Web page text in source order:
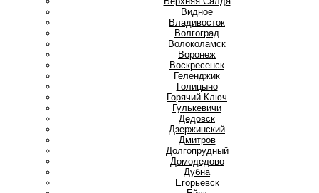
Видное
Владивосток
Волгоград
Волоколамск
Воронеж
Воскресенск
Геленджик
Голицыно
Горячий Ключ
Гулькевичи
Дедовск
Дзержинский
Дмитров
Долгопрудный
Домодедово
Дубна
Егорьевск